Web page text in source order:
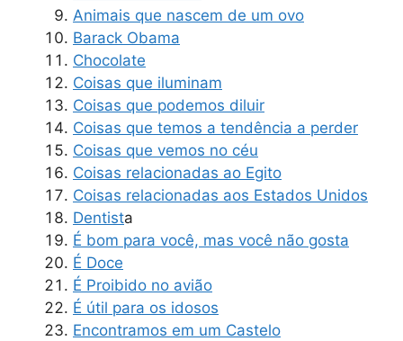
Animais que nascem de um ovo
Barack Obama
Chocolate
Coisas que iluminam
Coisas que podemos diluir
Coisas que temos a tendência a perder
Coisas que vemos no céu
Coisas relacionadas ao Egito
Coisas relacionadas aos Estados Unidos
Dentista
É bom para você, mas você não gosta
É Doce
É Proibido no avião
É útil para os idosos
Encontramos em um Castelo